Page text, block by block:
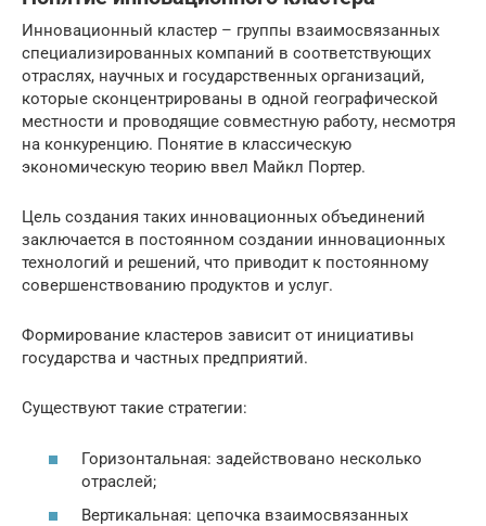
Инновационный кластер – группы взаимосвязанных
специализированных компаний в соответствующих
отраслях, научных и государственных организаций,
которые сконцентрированы в одной географической
местности и проводящие совместную работу, несмотря
на конкуренцию. Понятие в классическую
экономическую теорию ввел Майкл Портер.
Цель создания таких инновационных объединений
заключается в постоянном создании инновационных
технологий и решений, что приводит к постоянному
совершенствованию продуктов и услуг.
Формирование кластеров зависит от инициативы
государства и частных предприятий.
Существуют такие стратегии:
Горизонтальная: задействовано несколько
отраслей;
Вертикальная: цепочка взаимосвязанных